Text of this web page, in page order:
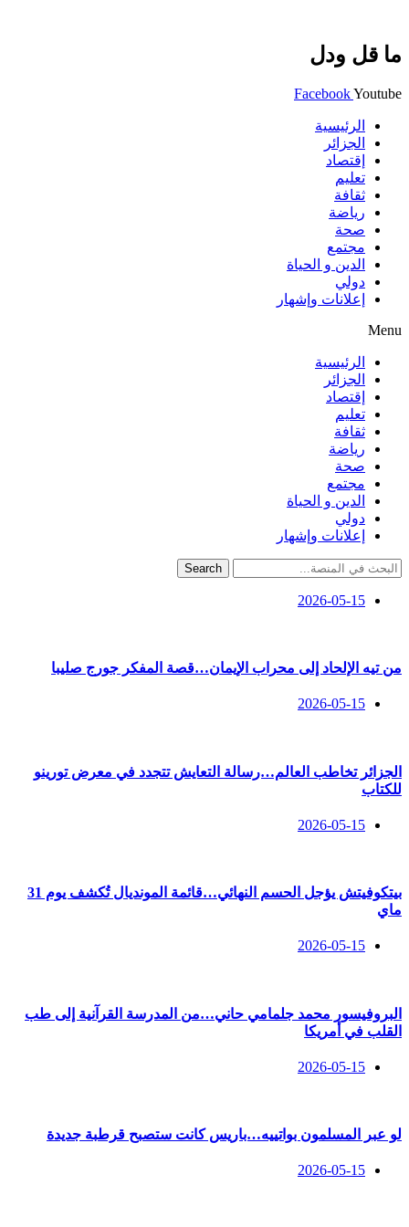
ما قل ودل
FacebookYoutube
الرئيسية
الجزائر
إقتصاد
تعليم
ثقافة
رياضة
صحة
مجتمع
الدين و الحياة
دولي
إعلانات وإشهار
Menu
الرئيسية
الجزائر
إقتصاد
تعليم
ثقافة
رياضة
صحة
مجتمع
الدين و الحياة
دولي
إعلانات وإشهار
Search
2026-05-15
من تيه الإلحاد إلى محراب الإيمان…قصة المفكر جورج صليبا
2026-05-15
الجزائر تخاطب العالم…رسالة التعايش تتجدد في معرض تورينو
للكتاب
2026-05-15
بيتكوفيتش يؤجل الحسم النهائي…قائمة المونديال تُكشف يوم 31
ماي
2026-05-15
البروفيسور محمد جلمامي حاني…من المدرسة القرآنية إلى طب
القلب في أمريكا
2026-05-15
لو عبر المسلمون بواتييه…باريس كانت ستصبح قرطبة جديدة
2026-05-15